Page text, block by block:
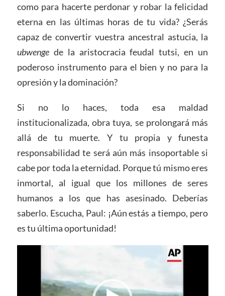
como para hacerte perdonar y robar la felicidad
eterna en las últimas horas de tu vida? ¿Serás
capaz de convertir vuestra ancestral astucia, la
ubwengede la aristocracia feudal tutsi, en un
poderoso instrumento para el bien y no para la
opresión y la dominación?
Si no lo haces, toda esa maldad
institucionalizada, obra tuya, se prolongará más
allá de tu muerte. Y tu propia y funesta
responsabilidad te será aún más insoportable si
cabe por toda la eternidad. Porque tú mismo eres
inmortal, al igual que los millones de seres
humanos a los que has asesinado. Deberías
saberlo. Escucha, Paul: ¡Aún estás a tiempo, pero
es tu última oportunidad!